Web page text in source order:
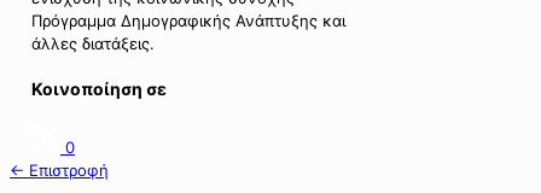
Πρόγραμμα Δημογραφικής Ανάπτυξης και
άλλες διατάξεις.
Κοινοποίηση σε
0
← Επιστροφή